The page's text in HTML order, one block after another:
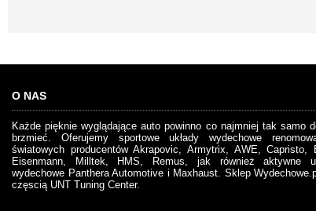
O NAS
Każde pięknie wyglądające auto powinno co najmniej tak samo
brzmieć. Oferujemy sportowe układy wydechowe
światowych producentów Akrapovic, Armytrix, AWE, Capristo,
Eisenmann, Milltek, HMS, Remus, jak również aktywne
wydechowe Panthera Automotive i Maxhaust. Sklep
częscią UNT Tuning Center.